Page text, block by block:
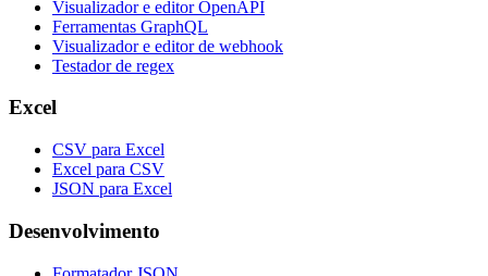
Visualizador e editor OpenAPI
Ferramentas GraphQL
Visualizador e editor de webhook
Testador de regex
Excel
CSV para Excel
Excel para CSV
JSON para Excel
Desenvolvimento